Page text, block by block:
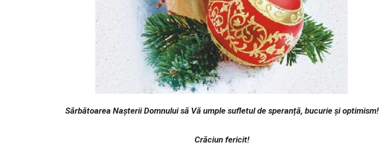
Sărbătoarea Nașterii Domnului să Vă umple sufletul de speranță, bucurie și optimism!
Crăciun fericit!